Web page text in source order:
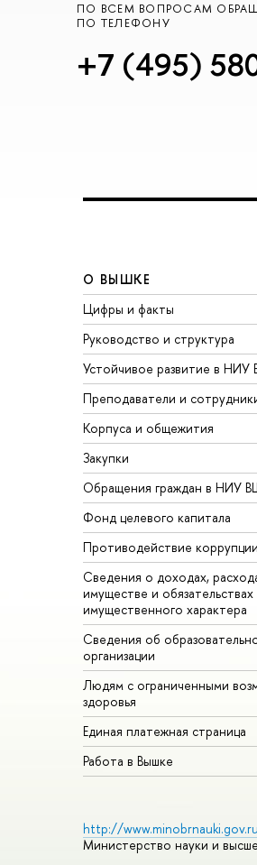
ПО ВСЕМ ВОПРОСАМ
ПО ТЕЛЕФОНУ
+7 (495)
О ВЫШКЕ
Цифры и факты
Руководство и структура
Устойчивое развитие в
Преподаватели и
Корпуса и общежития
Закупки
Обращения граждан в НИУ
Фонд целевого капитала
Противодействие коррупции
Сведения о доходах,
имуществе и обязательствах
имущественного характера
Сведения об
организации
Людям с ограниченными
здоровья
Единая платежная страница
Работа в Вышке
http://
Министерство науки и